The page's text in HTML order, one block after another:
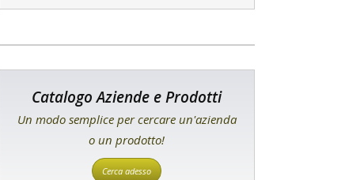
Catalogo Aziende e Prodotti
Un modo semplice per cercare un'azienda
o un prodotto!
Cerca adesso